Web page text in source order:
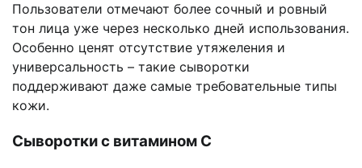
Пользователи отмечают более сочный и ровный
тон лица уже через несколько дней использования.
Особенно ценят отсутствие утяжеления и
универсальность – такие сыворотки
поддерживают даже самые требовательные типы
кожи.
Сыворотки с витамином C